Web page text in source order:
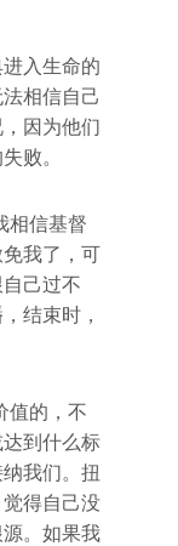
入生命的
相信自己
因为他们
败。
相信基督
我了，可
己过不
结束时，
值的，不
到什么标
我们。扭
得自己没
。如果我